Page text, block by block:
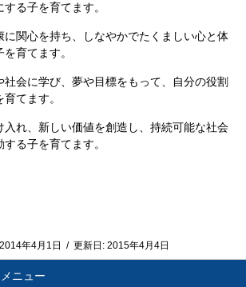
る子を育てます。
に関心を持ち、しなやかでたくましい心と体
育てます。
社会に学び、夢や目標をもって、自分の役割
てます。
入れ、新しい価値を創造し、持続可能な社会
る子を育てます。
2014年4月1日 / 更新日: 2015年4月4日